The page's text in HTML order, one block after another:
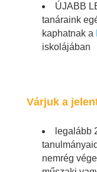
ÚJABB
tanáraink
kaphatnak a
iskolájában
Várjuk a
legalább
nemrég